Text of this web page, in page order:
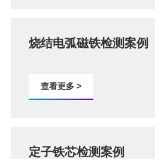
烧结电弧磁铁检测案例
查看更多 >
定子铁芯检测案例